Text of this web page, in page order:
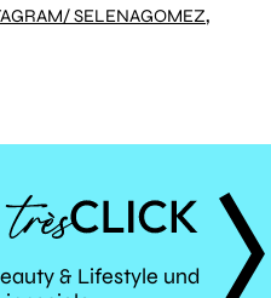
SELENAGOMEZ,
TRÈS
& Lifestyle und